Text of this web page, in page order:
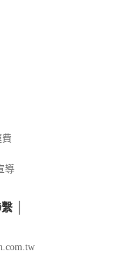
導
│